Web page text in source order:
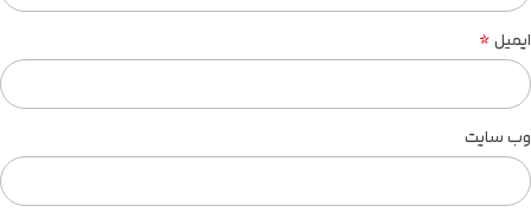
ایمیل*
وب‌ سایت